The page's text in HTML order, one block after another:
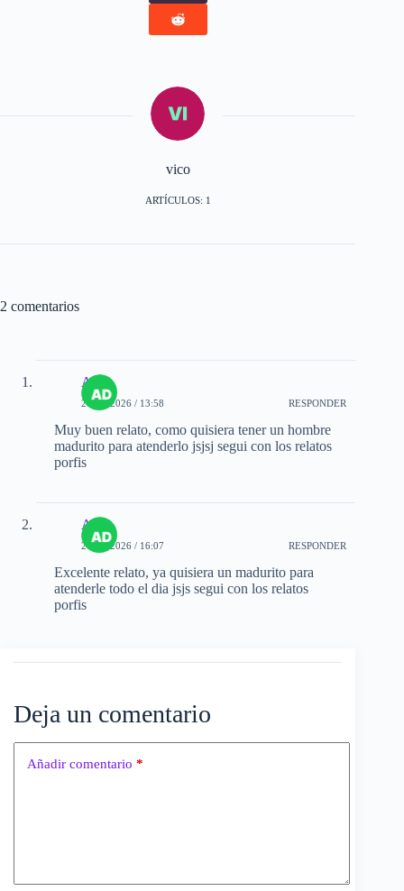
vico
ARTÍCULOS: 1
2 comentarios
Adri
27-03-2026 / 13:58 RESPONDER
Muy buen relato, como quisiera tener un hombre
madurito para atenderlo jsjsj segui con los relatos
porfis
Adri
27-03-2026 / 16:07 RESPONDER
Excelente relato, ya quisiera un madurito para
atenderle todo el dia jsjs segui con los relatos
porfis
Deja un comentario
Añadir comentario *